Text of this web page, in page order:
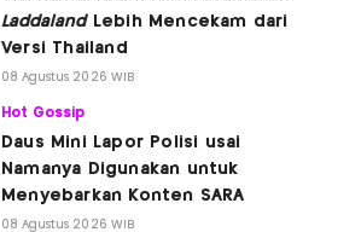
LaddalandLebih Mencekam dari
Versi Thailand
08 Agustus 2026 WIB
Hot Gossip
Daus Mini Lapor Polisi usai
Namanya Digunakan untuk
Menyebarkan Konten SARA
08 Agustus 2026 WIB